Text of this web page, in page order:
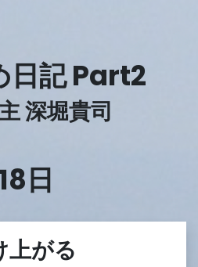
日記 Part2
深堀貴司
日
上がる